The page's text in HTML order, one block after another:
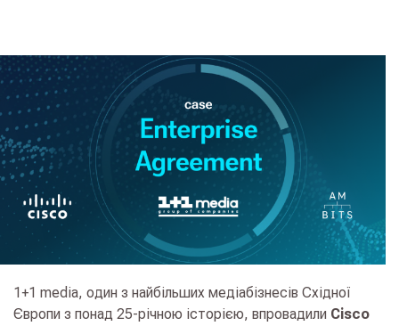
1+1 media, один з найбільших медіабізнесів Східної
Європи з понад 25-річною історією, впровадили Cisco